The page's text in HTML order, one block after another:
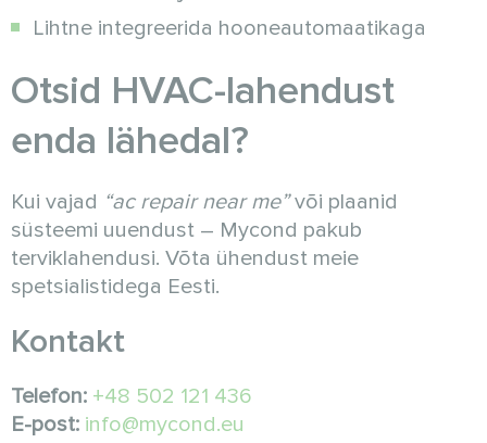
Lihtne integreerida hooneautomaatikaga
Otsid HVAC-lahendust
enda lähedal?
Kui vajad “ac repair near me”või plaanid
süsteemi uuendust – Mycond pakub
terviklahendusi. Võta ühendust meie
spetsialistidega Eesti.
Kontakt
Telefon: +48 502 121 436
E-post: info@mycond.eu